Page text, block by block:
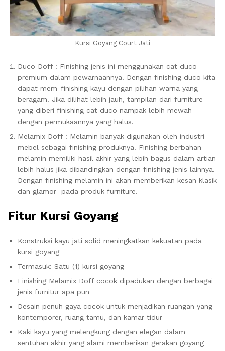
Kursi Goyang Court Jati
Duco Doff : Finishing jenis ini menggunakan cat duco
premium dalam pewarnaannya. Dengan finishing duco kita
dapat mem-finishing kayu dengan pilihan warna yang
beragam. Jika dilihat lebih jauh, tampilan dari furniture
yang diberi finishing cat duco nampak lebih mewah
dengan permukaannya yang halus.
Melamix Doff : Melamin banyak digunakan oleh industri
mebel sebagai finishing produknya. Finishing berbahan
melamin memiliki hasil akhir yang lebih bagus dalam artian
lebih halus jika dibandingkan dengan finishing jenis lainnya.
Dengan finishing melamin ini akan memberikan kesan klasik
dan glamor pada produk furniture.
Fitur Kursi Goyang
Konstruksi kayu jati solid meningkatkan kekuatan pada
kursi goyang
Termasuk: Satu (1) kursi goyang
Finishing Melamix Doff cocok dipadukan dengan berbagai
jenis furnitur apa pun
Desain penuh gaya cocok untuk menjadikan ruangan yang
kontemporer, ruang tamu, dan kamar tidur
Kaki kayu yang melengkung dengan elegan dalam
sentuhan akhir yang alami memberikan gerakan goyang